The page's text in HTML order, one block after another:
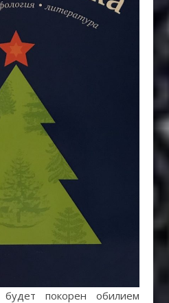
покорен обилием